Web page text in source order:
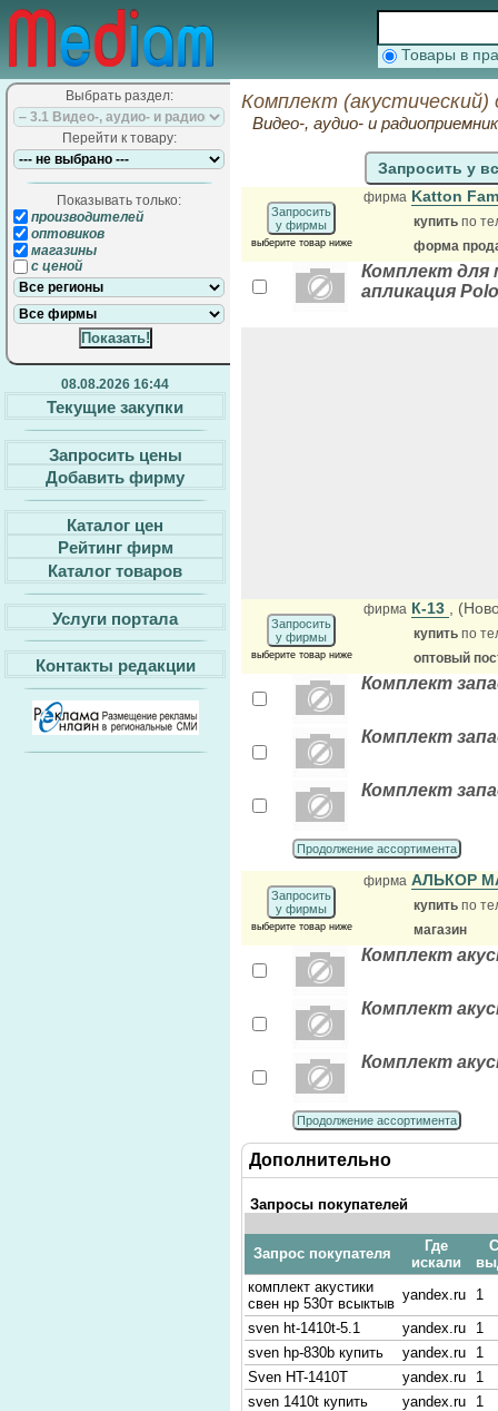
Товары в
Выбрать раздел:
Перейти к товару:
Показывать только:
производителей
оптовиков
магазины
с ценой
08.08.2026 16:44
Текущие закупки
Запросить цены
Добавить фирму
Каталог цен
Рейтинг фирм
Каталог товаров
Услуги портала
Контакты редакции
Комплект
Видео-, аудио- и
Запросить у
Запросить
у фирмы
выберите товар ниже
фирма Katton
купить по
форма
Комплект для
апликация
Запросить
у фирмы
выберите товар ниже
фирма К-13 ,
купить по
оптовый
Комплект
Комплект
Комплект
Продолжение ассортимента
Запросить
у фирмы
выберите товар ниже
фирма АЛЬКОР
купить по
магазин
Комплект
Комплект
Комплект
Продолжение ассортимента
Дополнительно
Запросы покупателей
Запрос покупателя
Где
искали
комплект акустики
свен нр 530т всыктыв
yandex.ru
1
sven ht-1410t-5.1
yandex.ru
1
sven hp-830b купить
yandex.ru
1
Sven HT-1410T
yandex.ru
1
sven 1410t купить
yandex.ru
1